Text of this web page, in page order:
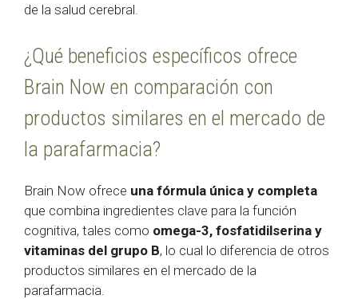
de la salud cerebral.
¿Qué beneficios específicos ofrece
Brain Now en comparación con
productos similares en el mercado de
la parafarmacia?
Brain Now ofrece una fórmula única y completa
que combina ingredientes clave para la función
cognitiva, tales como omega-3, fosfatidilserina y
vitaminas del grupo B, lo cual lo diferencia de otros
productos similares en el mercado de la
parafarmacia.